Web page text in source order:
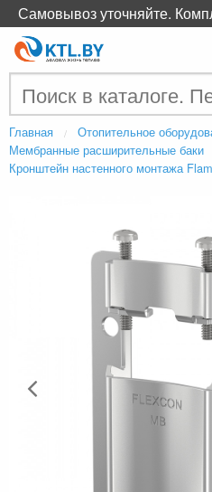
Главная
Отопительное
Мембранные расширительные баки
Кронштейн настенного монтажа
Самовывоз уточняйте.